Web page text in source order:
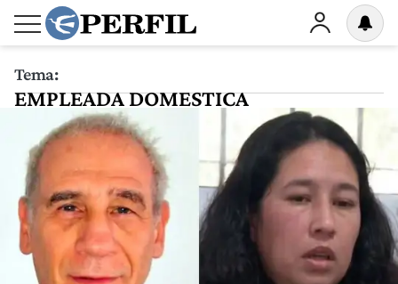
Tema:
EMPLEADA DOMESTICA